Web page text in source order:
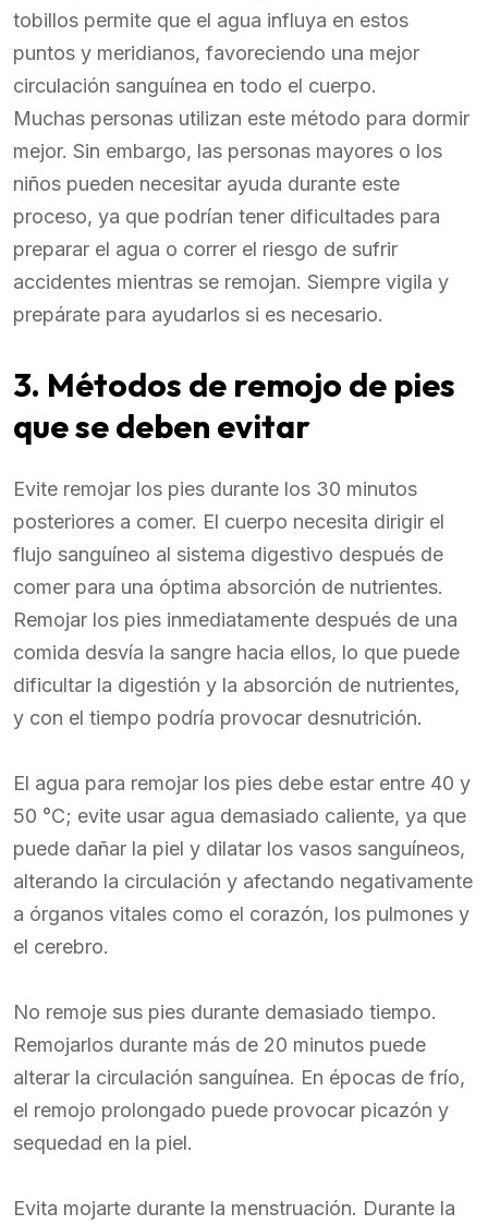
tobillos permite que el agua influya en estos
puntos y meridianos, favoreciendo una mejor
circulación sanguínea en todo el cuerpo.
Muchas personas utilizan este método para dormir
mejor. Sin embargo, las personas mayores o los
niños pueden necesitar ayuda durante este
proceso, ya que podrían tener dificultades para
preparar el agua o correr el riesgo de sufrir
accidentes mientras se remojan. Siempre vigila y
prepárate para ayudarlos si es necesario.
3. Métodos de remojo de pies
que se deben evitar
Evite remojar los pies durante los 30 minutos
posteriores a comer. El cuerpo necesita dirigir el
flujo sanguíneo al sistema digestivo después de
comer para una óptima absorción de nutrientes.
Remojar los pies inmediatamente después de una
comida desvía la sangre hacia ellos, lo que puede
dificultar la digestión y la absorción de nutrientes,
y con el tiempo podría provocar desnutrición.
El agua para remojar los pies debe estar entre 40 y
50 °C; evite usar agua demasiado caliente, ya que
puede dañar la piel y dilatar los vasos sanguíneos,
alterando la circulación y afectando negativamente
a órganos vitales como el corazón, los pulmones y
el cerebro.
No remoje sus pies durante demasiado tiempo.
Remojarlos durante más de 20 minutos puede
alterar la circulación sanguínea. En épocas de frío,
el remojo prolongado puede provocar picazón y
sequedad en la piel.
Evita mojarte durante la menstruación. Durante la